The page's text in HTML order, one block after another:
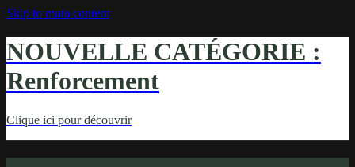
Skip to main content
NOUVELLE CATÉGORIE :
Renforcement
Clique ici pour découvrir